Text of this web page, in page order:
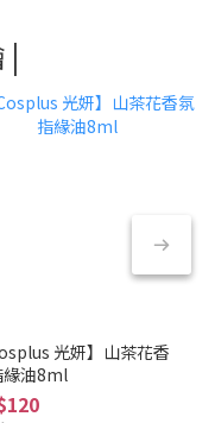
|
光妍】山茶花香
緣油8ml